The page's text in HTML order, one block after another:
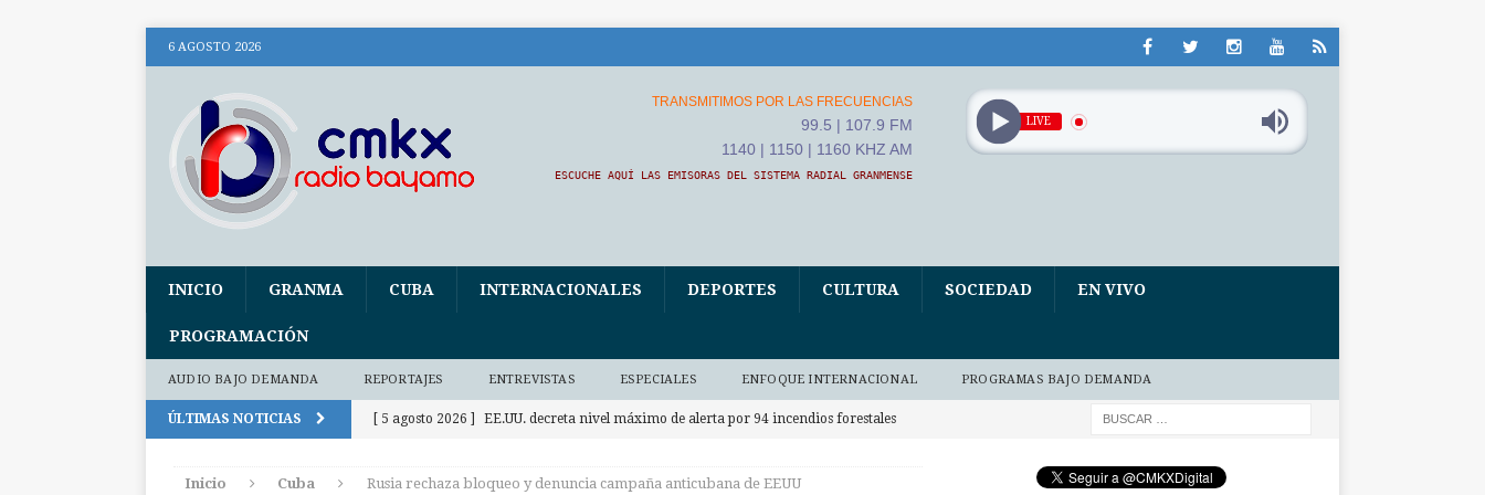
6 AGOSTO 2026
TRANSMITIMOS POR LAS FRECUENCIAS
99.5 | 107.9 FM
1140 | 1150 | 1160 KHZ AM
ESCUCHE AQUÍ LAS EMISORAS DEL SISTEMA RADIAL GRANMENSE
LIVE
INICIO GRANMA CUBA INTERNACIONALES DEPORTES CULTURA SOCIEDAD EN VIVO
PROGRAMACIÓN
AUDIO BAJO DEMANDA REPORTAJES ENTREVISTAS ESPECIALES ENFOQUE INTERNACIONAL PROGRAMAS BAJO DEMANDA
ÚLTIMAS NOTICIAS [ 5 agosto 2026 ] EE.UU. decreta nivel máximo de alerta por 94 incendios forestales
Inicio Cuba Rusia rechaza bloqueo y denuncia campaña anticubana de EEUU